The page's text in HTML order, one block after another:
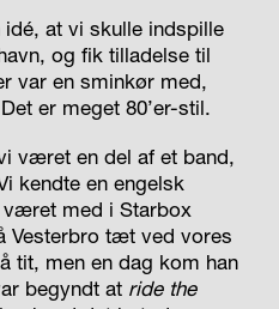
idé, at vi skulle indspille
og fik tilladelse til
var en sminkør med,
er meget 80’er-stil.
været en del af et band,
kendte en engelsk
været med i Starbox
Vesterbro tæt ved vores
tit, men en dag kom han
begyndt at ride the